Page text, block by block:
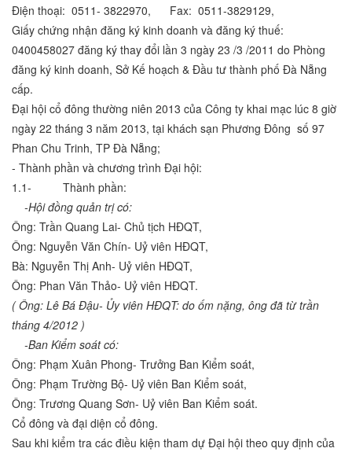
Điện thoại: 0511- 3822970, Fax: 0511-3829129,
Giấy chứng nhận đăng ký kinh doanh và đăng ký thuế:
0400458027 đăng ký thay đổi lần 3 ngày 23 /3 /2011 do Phòng
đăng ký kinh doanh, Sở Kế hoạch & Đầu tư thành phố Đà Nẵng
cấp.
Đại hội cổ đông thường niên 2013 của Công ty khai mạc lúc 8 giờ
ngày 22 tháng 3 năm 2013, tại khách sạn Phương Đông số 97
Phan Chu Trinh, TP Đà Nẵng;
- Thành phần và chương trình Đại hội:
1.1- Thành phần:
-Hội đồng quản trị có:
Ông: Trần Quang Lai- Chủ tịch HĐQT,
Ông: Nguyễn Văn Chín- Uỷ viên HĐQT,
Bà: Nguyễn Thị Anh- Uỷ viên HĐQT,
Ông: Phan Văn Thảo- Uỷ viên HĐQT.
( Ông: Lê Bá Đậu- Ủy viên HĐQT: do ốm nặng, ông đã từ trần
tháng 4/2012 )
-Ban Kiểm soát có:
Ông: Phạm Xuân Phong- Trưởng Ban Kiểm soát,
Ông: Phạm Trường Bộ- Uỷ viên Ban Kiểm soát,
Ông: Trương Quang Sơn- Uỷ viên Ban Kiểm soát.
Cổ đông và đại diện cổ đông.
Sau khi kiểm tra các điều kiện tham dự Đại hội theo quy định của